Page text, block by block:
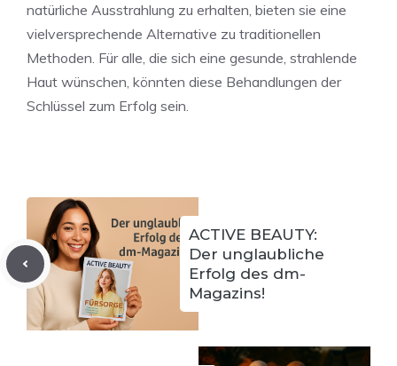
natürliche Ausstrahlung zu erhalten, bieten sie eine
vielversprechende Alternative zu traditionellen
Methoden. Für alle, die sich eine gesunde, strahlende
Haut wünschen, könnten diese Behandlungen der
Schlüssel zum Erfolg sein.
ACTIVE BEAUTY:
Der unglaubliche
Erfolg des dm-
Magazins!